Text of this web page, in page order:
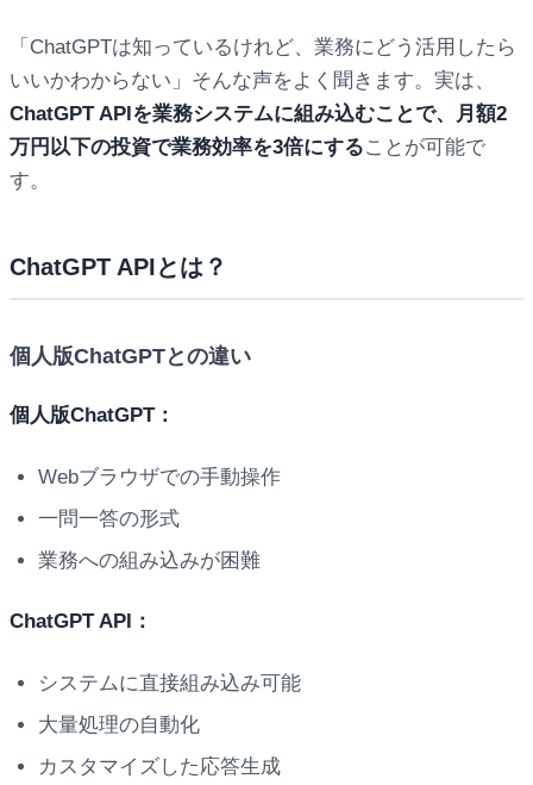
「ChatGPTは知っているけれど、業務にどう活用したら
いいかわからない」そんな声をよく聞きます。実は、
ChatGPT APIを業務システムに組み込むことで、月額2
万円以下の投資で業務効率を3倍にすることが可能で
す。
ChatGPT APIとは？
個人版ChatGPTとの違い
個人版ChatGPT：
Webブラウザでの手動操作
一問一答の形式
業務への組み込みが困難
ChatGPT API：
システムに直接組み込み可能
大量処理の自動化
カスタマイズした応答生成